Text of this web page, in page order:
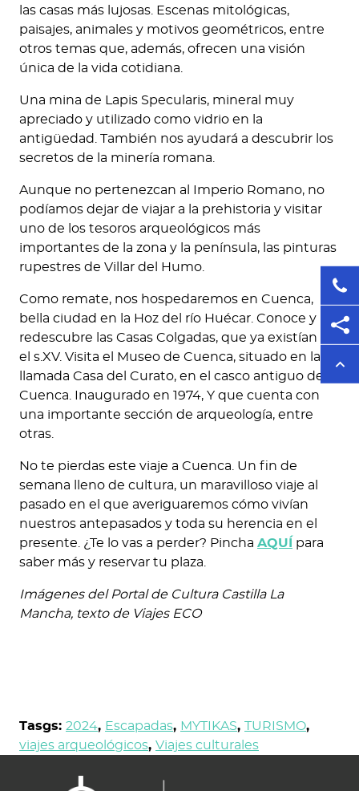
las casas más lujosas. Escenas mitológicas,
paisajes, animales y motivos geométricos, entre
otros temas que, además, ofrecen una visión
única de la vida cotidiana.
Una mina de Lapis Specularis, mineral muy
apreciado y utilizado como vidrio en la
antigüedad. También nos ayudará a descubrir los
secretos de la minería romana.
Aunque no pertenezcan al Imperio Romano, no
podíamos dejar de viajar a la prehistoria y visitar
uno de los tesoros arqueológicos más
importantes de la zona y la península, las pinturas
rupestres de Villar del Humo.
Como remate, nos hospedaremos en Cuenca,
bella ciudad en la Hoz del río Huécar. Conoce y
redescubre las Casas Colgadas, que ya existían en
el s.XV. Visita el Museo de Cuenca, situado en la
llamada Casa del Curato, en el casco antiguo de
Cuenca. Inaugurado en 1974, Y que​ cuenta con
una importante sección de arqueología, entre
otras.
No te pierdas este viaje a Cuenca. Un fin de
semana lleno de cultura, un maravilloso viaje al
pasado en el que averiguaremos cómo vivían
nuestros antepasados y toda su herencia en el
presente. ¿Te lo vas a perder? Pincha AQUÍ
para
saber más y reservar tu plaza.
Imágenes del Portal de Cultura Castilla La
Mancha, texto de Viajes ECO
Tasgs: 2024, Escapadas, MYTIKAS, TURISMO,
viajes arqueológicos, Viajes culturales